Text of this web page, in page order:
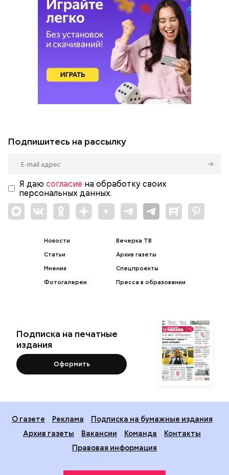
Подпишитесь на рассылку
Я даю согласие на обработку своих
персональных данных.
Новости
Статьи
Мнения
Фотогалереи
Вечерка ТВ
Архив газеты
Спецпроекты
Пресса в образовании
Подписка на печатные
издания
Оформить
О газете Реклама
Подписка на бумажные издания
Архив газеты
Вакансии Команда
Контакты
Правовая информация